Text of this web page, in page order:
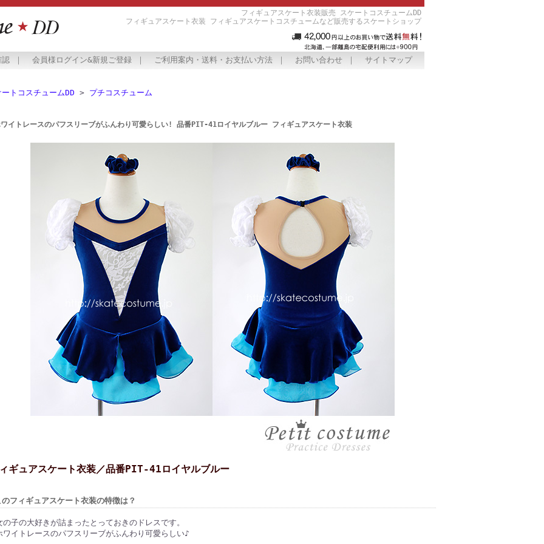
フィギュアスケート衣装販売 スケートコスチュームDD
フィギュアスケート衣装 フィギュアスケートコスチュームなど販売するスケートショップ
認 会員様ログイン&新規ご登録 ご利用案内・送料・お支払い方法 お問い合わせ サイトマップ
トコスチュームDD > プチコスチューム
イトレースのパフスリーブがふんわり可愛らしい! 品番PIT-41ロイヤルブルー フィギュアスケート衣装
ギュアスケート衣装／品番PIT-41ロイヤルブルー
フィギュアスケート衣装の特徴は？
の子の大好きが詰まったとっておきのドレスです。
ワイトレースのパフスリーブがふんわり可愛らしい♪